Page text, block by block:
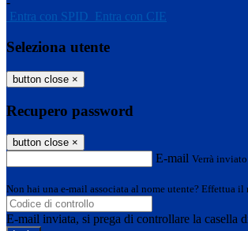
Entra con SPID Entra con CIE
Seleziona utente
button close ×
Recupero password
button close ×
E-mail Verrà
Non hai una e-mail associata al nome utente? Effettua il
E-mail inviata, si prega di controllare la casella